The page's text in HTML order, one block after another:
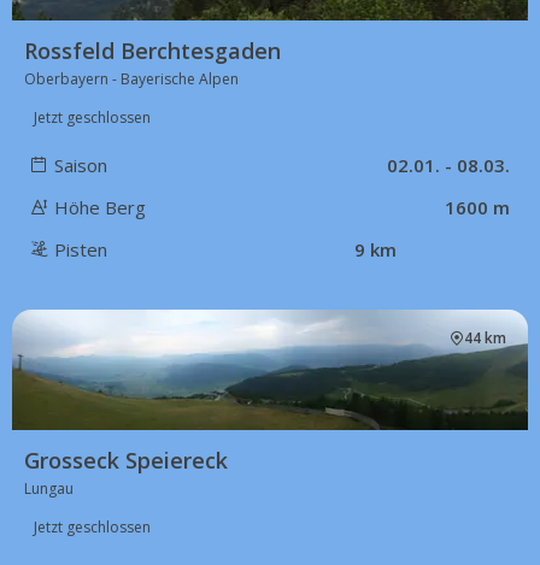
Rossfeld Berchtesgaden
Oberbayern - Bayerische Alpen
Jetzt geschlossen
Saison
02.01. - 08.03.
Höhe Berg
1600 m
Pisten
9 km
44 km
Grosseck Speiereck
Lungau
Jetzt geschlossen